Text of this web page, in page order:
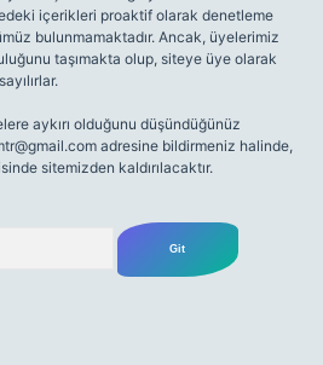
içerikleri proaktif olarak denetleme
bulunmamaktadır. Ancak, üyelerimiz
taşımakta olup, siteye üye olarak
aykırı olduğunu düşündüğünüz
adresine bildirmeniz halinde,
sitemizden kaldırılacaktır.